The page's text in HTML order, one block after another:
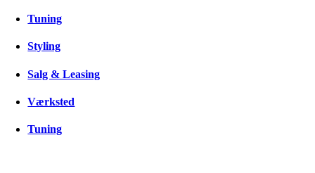
Tuning
Styling
Salg & Leasing
Værksted
Tuning